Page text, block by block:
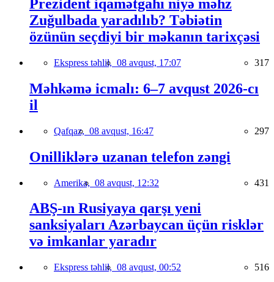
Prezident iqamətgahı niyə məhz
Zuğulbada yaradılıb? Təbiətin
özünün seçdiyi bir məkanın tarixçəsi
Ekspress təhlil, 08 avqust, 17:07 317
Məhkəmə icmalı: 6–7 avqust 2026-cı
il
Qafqaz, 08 avqust, 16:47 297
Onilliklərə uzanan telefon zəngi
Amerika, 08 avqust, 12:32 431
ABŞ-ın Rusiyaya qarşı yeni
sanksiyaları Azərbaycan üçün risklər
və imkanlar yaradır
Ekspress təhlil, 08 avqust, 00:52 516